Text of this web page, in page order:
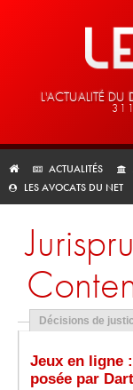
L'ACTUALITÉ DU
ACTUALITÉS
LES AVOCATS DU NET
Décisions de
Jeux en ligne
posée par